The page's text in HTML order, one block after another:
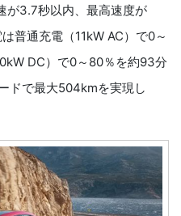
3.7秒以内、最高速度が
普通充電（11kW AC）で0～
DC）で0～80％を約93分
ドで最大504kmを実現し